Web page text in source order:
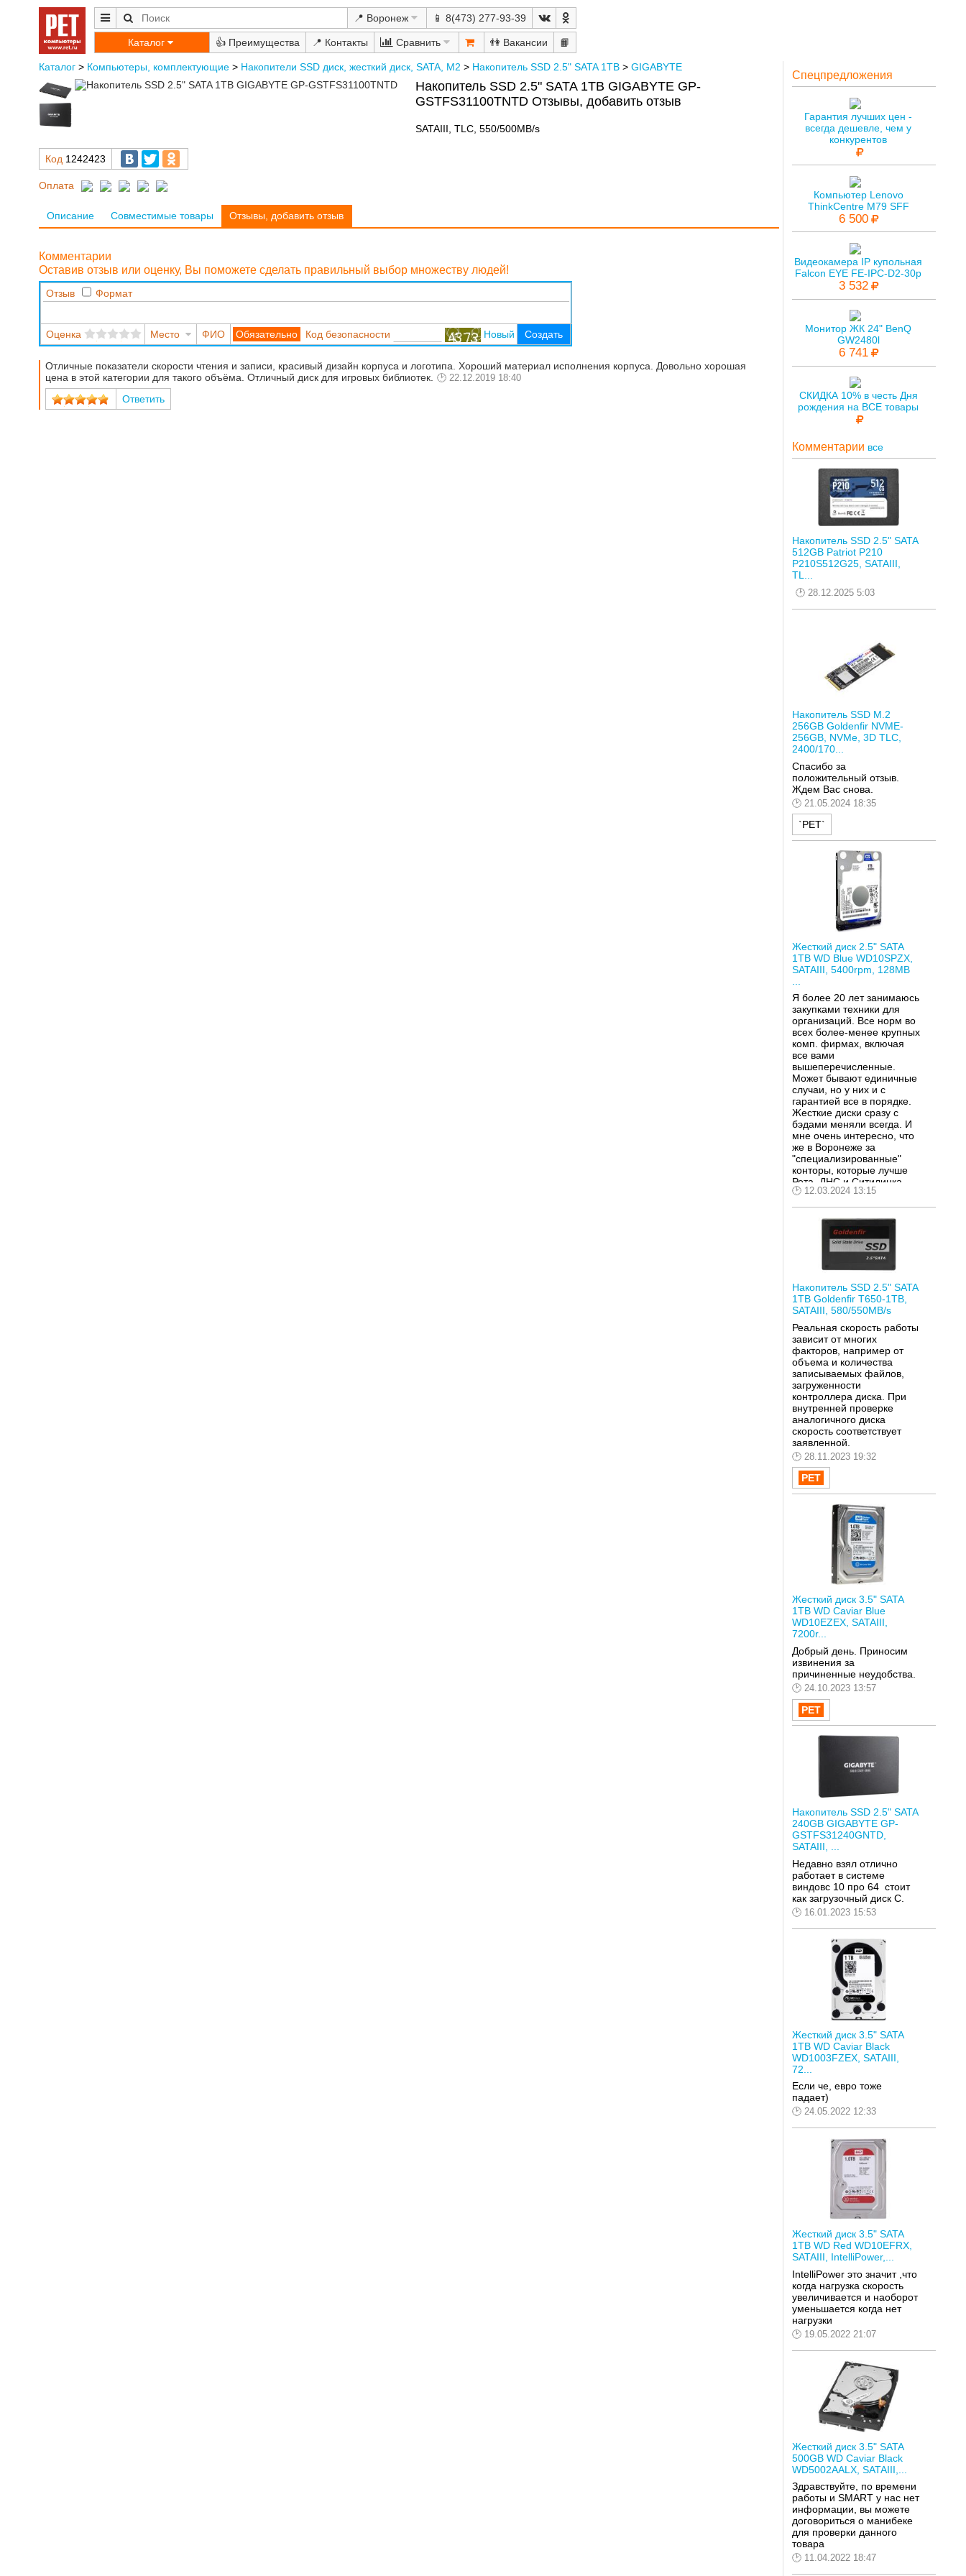
📍 Воронеж 📱 8(473) 277-93-39
Каталог 👍 📍 Сравнить 👫 📙
Каталог> Компьютеры, комплектующие> Накопители SSD диск, жесткий диск, SATA, M2 > Накопитель SSD 2.5" SATA 1TB> GIGABYTE
Накопитель SSD 2.5" SATA 1TB GIGABYTE GP-
GSTFS31100TNTD Отзывы, добавить отзыв
SATAIII, TLC, 550/500MB/s
Код 1242423
Оплата
Описание Совместимые товары Отзывы, добавить отзыв
Комментарии
Оставив отзыв или оценку, Вы поможете сделать правильный выбор множеству людей!
Отзыв Формат
Оценка Место ФИО Код безопасности Новый Создать
Отличные показатели скорости чтения и записи, красивый дизайн корпуса и логотипа. Хороший материал исполнения корпуса. Довольно хорошая
цена в этой категории для такого объёма. Отличный диск для игровых библиотек.
22.12.2019 18:40
Ответить
Спецпредложения
Гарантия лучших цен -
всегда дешевле, чем у
конкурентов
Компьютер Lenovo
ThinkCentre M79 SFF
6 500
Видеокамера IP купольная
Falcon EYE FE-IPC-D2-30p
3 532
Монитор ЖК 24" BenQ
GW2480l
6 741
СКИДКА 10% в честь Дня
рождения на ВСЕ товары
Комментарии все
Накопитель SSD 2.5" SATA
512GB Patriot P210
P210S512G25, SATAIII,
TL...
28.12.2025 5:03
Накопитель SSD M.2
256GB Goldenfir NVME-
256GB, NVMe, 3D TLC,
2400/170...
Спасибо за
положительный отзыв.
Ждем Вас снова.
21.05.2024 18:35
`РЕТ`
Жесткий диск 2.5" SATA
1TB WD Blue WD10SPZX,
SATAIII, 5400rpm, 128MB
Я более 20 лет занимаюсь
закупками техники для
организаций. Все норм во
всех более-менее крупных
комп. фирмах, включая
все вами
вышеперечисленные.
Может бывают единичные
случаи, но у них и с
гарантией все в порядке.
Жесткие диски сразу с
бэдами меняли всегда. И
мне очень интересно, что
же в Воронеже за
"специализированные"
конторы, которые лучше
Рета, ДНС и Ситилинка.
12.03.2024 13:15
Накопитель SSD 2.5" SATA
1TB Goldenfir T650-1TB,
SATAIII, 580/550MB/s
Реальная скорость работы
зависит от многих
факторов, например от
объема и количества
записываемых файлов,
загруженности
контроллера диска. При
внутренней проверке
аналогичного диска
скорость соответствует
заявленной.
28.11.2023 19:32
Жесткий диск 3.5" SATA
1TB WD Caviar Blue
WD10EZEX, SATAIII,
7200r...
Добрый день. Приносим
извинения за
причиненные неудобства.
24.10.2023 13:57
Накопитель SSD 2.5" SATA
240GB GIGABYTE GP-
GSTFS31240GNTD,
SATAIII, ...
Недавно взял отлично
работает в системе
виндовс 10 про 64 стоит
как загрузочный диск С.
16.01.2023 15:53
Жесткий диск 3.5" SATA
1TB WD Caviar Black
WD1003FZEX, SATAIII,
72...
Если че, евро тоже
падает)
24.05.2022 12:33
Жесткий диск 3.5" SATA
1TB WD Red WD10EFRX,
SATAIII, IntelliPower,...
IntelliPower это значит ,что
когда нагрузка скорость
увеличивается и наоборот
уменьшается когда нет
нагрузки
19.05.2022 21:07
Жесткий диск 3.5" SATA
500GB WD Caviar Black
WD5002AALX, SATAIII,...
Здравствуйте, по времени
работы и SMART у нас нет
информации, вы можете
договориться о манибеке
для проверки данного
товара
11.04.2022 18:47